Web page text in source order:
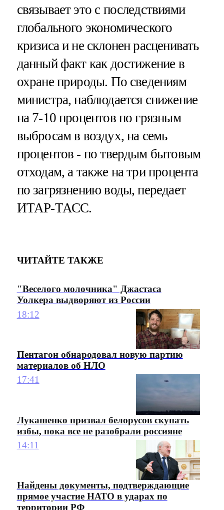
связывает это с последствиями
глобального экономического
кризиса и не склонен расценивать
данный факт как достижение в
охране природы. По сведениям
министра, наблюдается снижение
на 7-10 процентов по грязным
выбросам в воздух, на семь
процентов - по твердым бытовым
отходам, а также на три процента
по загрязнению воды, передает
ИТАР-ТАСС.
ЧИТАЙТЕ ТАКЖЕ
"Веселого молочника" Джастаса
Уолкера выдворяют из России
18:12
Пентагон обнародовал новую партию
материалов об НЛО
17:41
Лукашенко призвал белорусов скупать
избы, пока все не разобрали россияне
14:11
Найдены документы, подтверждающие
прямое участие НАТО в ударах по
территории РФ